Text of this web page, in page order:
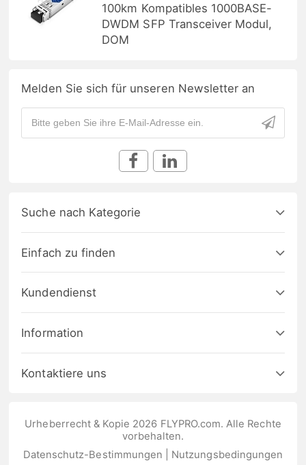
100km Kompatibles 1000BASE-
DWDM SFP Transceiver Modul,
DOM
Melden Sie sich für unseren Newsletter an
Suche nach Kategorie
Einfach zu finden
Kundendienst
Information
Kontaktiere uns
Urheberrecht & Kopie 2026 FLYPRO.com. Alle Rechte
vorbehalten.
Datenschutz-Bestimmungen
Nutzungsbedingungen